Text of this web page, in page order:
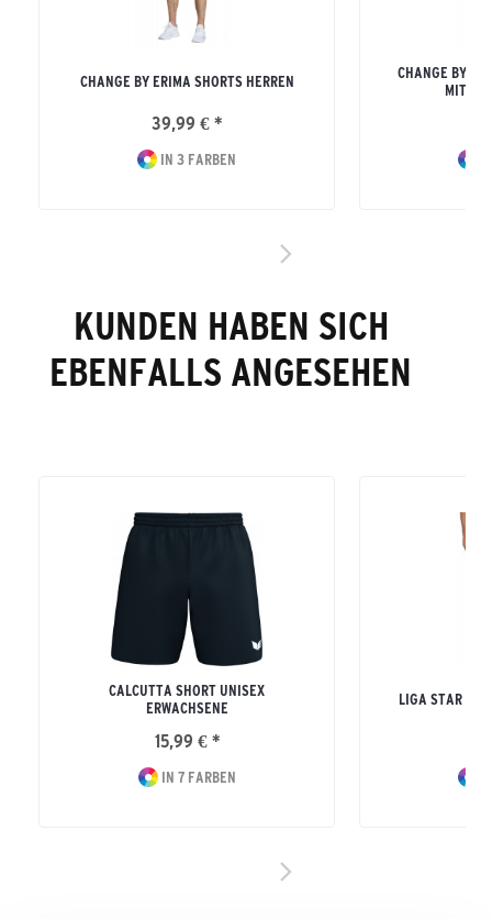
CHANGE BY ERIMA SHORTS HERREN
39,99 € *
IN 3 FARBEN
CHANGE BY
MIT
KUNDEN HABEN SICH
EBENFALLS ANGESEHEN
CALCUTTA SHORT UNISEX
ERWACHSENE
15,99 € *
IN 7 FARBEN
LIGA STAR